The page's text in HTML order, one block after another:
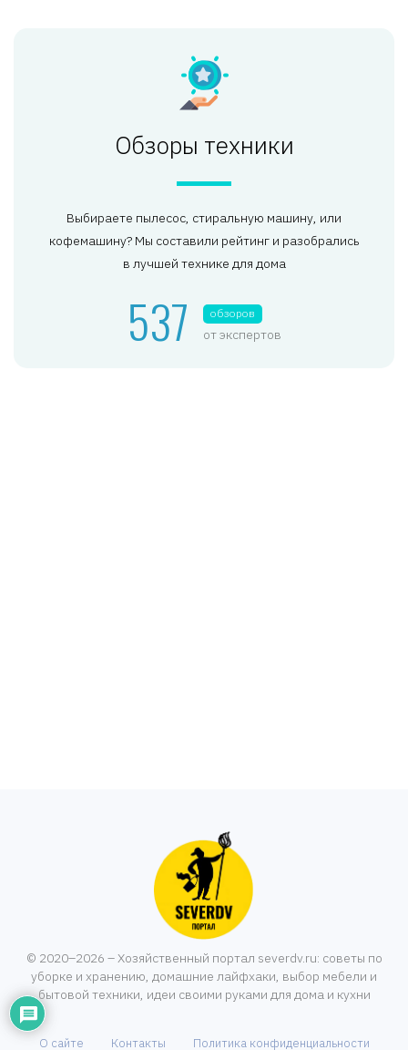
Обзоры техники
Выбираете пылесос, стиральную машину, или
кофемашину? Мы составили рейтинг и разобрались
в лучшей технике для дома
537 обзоров
от экспертов
© 2020–2026 – Хозяйственный портал severdv.ru: советы по
уборке и хранению, домашние лайфхаки, выбор мебели и
бытовой техники, идеи своими руками для дома и кухни
О сайте Контакты Политика конфиденциальности